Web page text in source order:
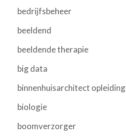
bedrijfsbeheer
beeldend
beeldende therapie
big data
binnenhuisarchitect opleiding
biologie
boomverzorger